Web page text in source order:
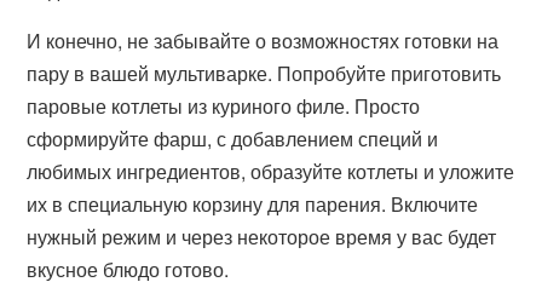
И конечно, не забывайте о возможностях готовки на
пару в вашей мультиварке. Попробуйте приготовить
паровые котлеты из куриного филе. Просто
сформируйте фарш, с добавлением специй и
любимых ингредиентов, образуйте котлеты и уложите
их в специальную корзину для парения. Включите
нужный режим и через некоторое время у вас будет
вкусное блюдо готово.